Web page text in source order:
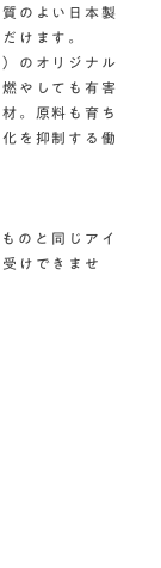
のよい日本製
けます。
のオリジナル
やしても有害
。原料も育ち
を抑制する働
のと同じアイ
けできませ